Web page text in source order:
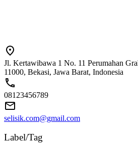
Jl. Kertawibawa 1 No. 11 Perumahan
11000, Bekasi, Jawa Barat, Indonesia
08123456789
selisik.com@gmail.com
Label/Tag